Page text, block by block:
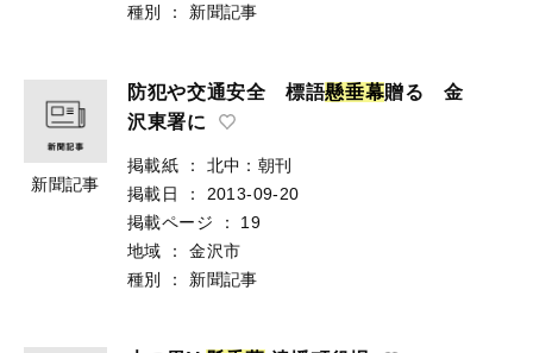
種別
： 新聞記事
新聞記事
防犯や交通安全 標語懸垂幕贈る 金
沢東署に
掲載紙 ：
北中：朝刊
掲載日
：
2013-09-20
掲載ページ
：
19
地域
：
金沢市
種別
： 新聞記事